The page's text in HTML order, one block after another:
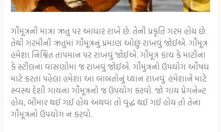
ગૌમૂત્રની માત્રા ઋતુ પર આધાર રાખે છે. તેની પ્રકૃતિ ગરમ હોય છે.
તેથી ગરમીની ઋતુમાં ગૌમૂત્રનું પ્રમાણ ઓછું રાખવું જોઈએ. ગૌમૂત્ર
હમેશા નિશ્વિત તાપમાન પર રાખવું જોઈએ. ગૌમૂત્ર કાંચ કે માટીના
કે સ્ટીલના વાસણોમાં જ રાખવું જોઈએ. ગૌમુત્રનો ઉપયોગ ઔષધ
માટે કરતા પહેલા હંમેશા આ બાબતોનું ધ્યાન રાખવું. હંમેશાને માટે
સ્વસ્થ દેશી ગાયના ગૌમૂત્રનો જ ઉપયોગ કરવો. જો ગાય પ્રેગનેન્ટ
હોય, બીમાર થઈ ગઈ હોય અથવા તો વૃદ્ધ થઈ ગઈ હોય તો તેના
ગૌમૂત્રનો ઉપયોગ ન કરવો.